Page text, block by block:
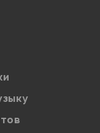
данных в
обработки